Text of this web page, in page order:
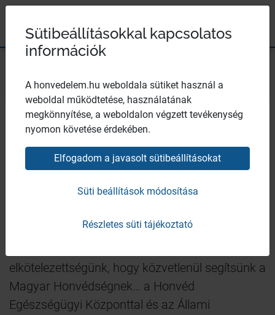
Egészségügyi központ
Zsebultrahang
honvéd egészségügy mindkét nagy eleme (HEK
legkorszerűbb zsebben hordható ultrahang
elkötelezettségünk, hogy közvetlenül segítsünk a
Magyar Honvédségnek… a Honvéd
Egészségügyi Központtal és az Állami
Széchenyi 2020
Sütibeállításokkal kapcsolatos
információk
A honvedelem.hu weboldala sütiket használ a
weboldal működtetése, használatának
megkönnyítése, a weboldalon végzett tevékenység
nyomon követése érdekében.
Elfogadom a javasolt sütibeállításokat
Süti beállítások módosítása
Részletes süti tájékoztató